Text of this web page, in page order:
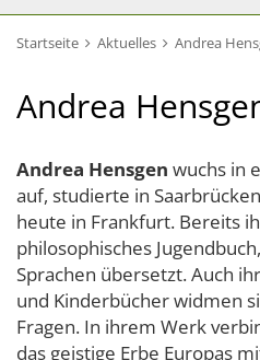
Startseite Aktuelles Andrea
Andrea
Andrea Hensgen wuchs in
auf, studierte in
heute in Frankfurt. Bereits
philosophisches
Sprachen übersetzt. Auch
und Kinderbücher widmen
Fragen. In ihrem Werk
das geistige Erbe Europas